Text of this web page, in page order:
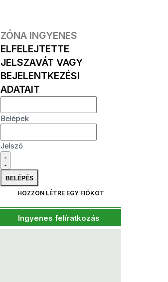
ZÓNA INGYENES
ELFELEJTETTE
JELSZAVÁT VAGY
BEJELENTKEZÉSI
ADATAIT
Belépek
Jelszó
HOZZON LÉTRE EGY FIÓKOT
Ingyenes felíratkozás